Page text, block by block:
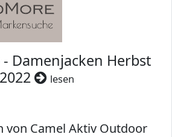
- Damenjacken Herbst
2022
lesen
von Camel Aktiv Outdoor